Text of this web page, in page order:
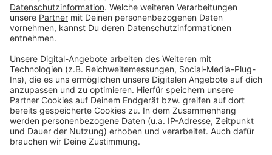
Sprecher.
Anzeige
Weitere Infos und Links zum Thema:
Anzeige
Bericht der RP dazu: